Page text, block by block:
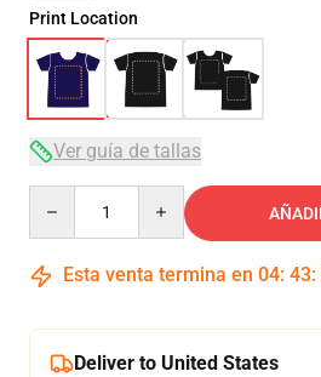
Print Location
Ver guía de tallas
Esta venta termina en 04: 43:
Deliver to United States